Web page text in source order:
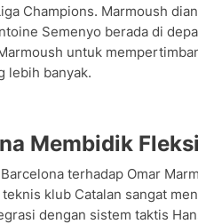
Champions. Marmoush
Semenyo berada di
untuk
lebih banyak.
Membidik
terhadap Omar
klub Catalan sangat
dengan sistem taktis